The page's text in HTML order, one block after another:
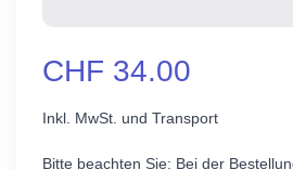
CHF 34.00
Inkl. MwSt. und Transport
Bitte beachten Sie: Bei der